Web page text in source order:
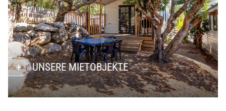
UNSERE MIETOBJEKTE